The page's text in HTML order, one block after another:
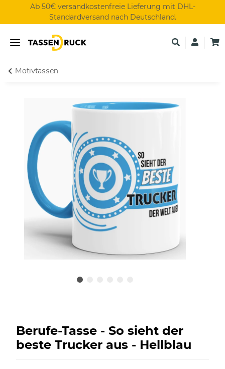
Ab 50€ versandkostenfreie Lieferung mit DHL-
Standardversand nach Deutschland.
Motivtassen
Berufe-Tasse - So sieht der
beste Trucker aus - Hellblau